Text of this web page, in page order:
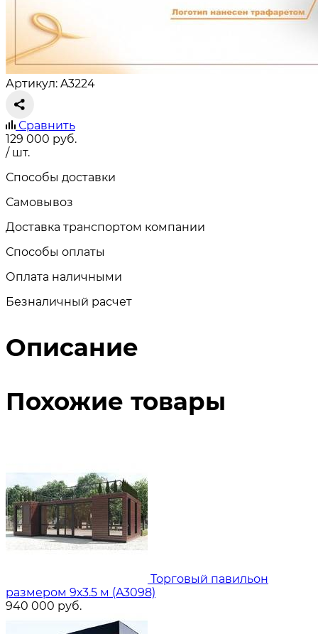
Артикул: A3224
Сравнить
129 000 руб.
/ шт.
Способы доставки
Самовывоз
Доставка транспортом компании
Способы оплаты
Оплата наличными
Безналичный расчет
Описание
Похожие товары
Торговый павильон
размером 9х3.5 м (A3098)
940 000 руб.